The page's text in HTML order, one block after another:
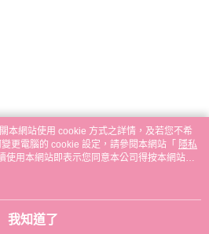
本網站使用 cookie 方式之詳情，及若您不希
更電腦的 cookie 設定，請參閱本網站「 隱私
使用本網站即表示您同意本公司得按本網站使
我知道了